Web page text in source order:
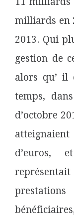
milliards en
2013. Qui
gestion de
alors qu’ il
temps,
d’octobre
d’euros,